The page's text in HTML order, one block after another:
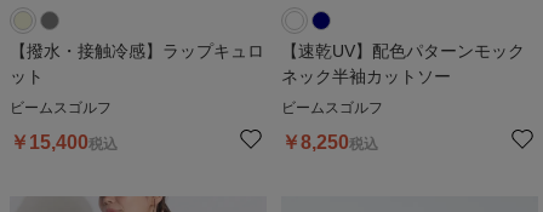
【撥水・接触冷感】ラップキュロ
ット
ビームスゴルフ
￥ 15,400税込
【速乾UV】配色パターンモック
ネック半袖カットソー
ビームスゴルフ
￥8,250税込